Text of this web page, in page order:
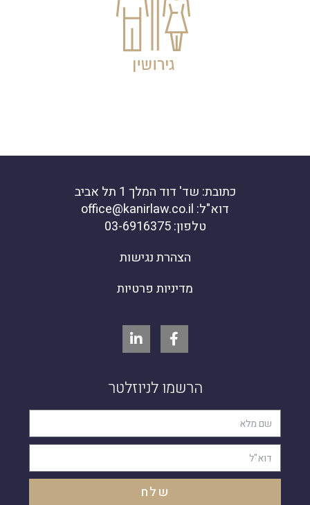
כתובת: שד' דוד המלך 1 תל אביב
דוא"ל: office@kanirlaw.co.il
טלפון: 03-6916375
הצהרת נגישות
מדיניות פרטיות
הרשמו לניוזלטר
שלח